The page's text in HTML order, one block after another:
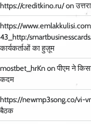
https://creditkino.ru/on
https://
43_http:/
कार्यकर्ताओं का हुज़ूम
mostbet_hrKn onपीएम ने
कदम
https://newmp3song.co/vi-
बैठक